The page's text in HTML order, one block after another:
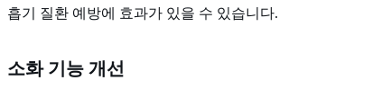
흡기 질환 예방에 효과가 있을 수 있습니다.
소화 기능 개선